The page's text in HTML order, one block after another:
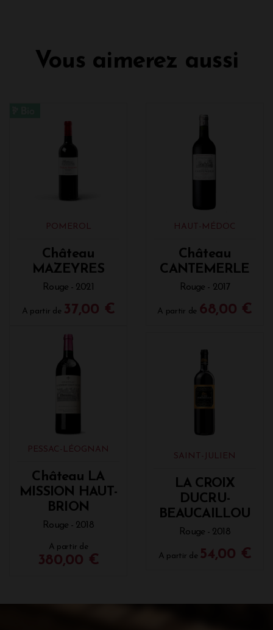
Vous aimerez aussi
POMEROL
Château
MAZEYRES
Rouge - 2021
A partir de 37,00 €
HAUT-MÉDOC
Château
CANTEMERLE
Rouge - 2017
A partir de 68,00 €
PESSAC-LÉOGNAN
Château LA
MISSION HAUT-
BRION
Rouge - 2018
A partir de
380,00 €
SAINT-JULIEN
LA CROIX
DUCRU-
BEAUCAILLOU
Rouge - 2018
A partir de 54,00 €